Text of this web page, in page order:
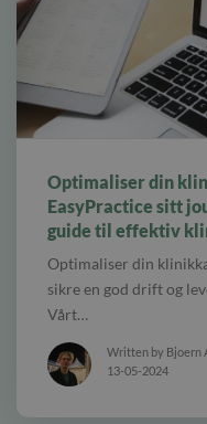
Optimaliser din
EasyPractice sitt
guide til effektiv
Optimaliser din
sikre en god drift og
Vårt…
Written by Bjoern
13-05-2024